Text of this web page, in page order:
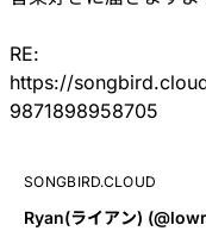
RE:
https://
9871898958705
SONGBIRD.CLOUD
Ryan(ライアン)